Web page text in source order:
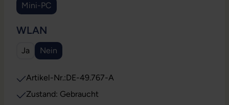
Mini-PC
WLAN
Ja Nein
Artikel-Nr.:DE-49.767-A
Zustand: Gebraucht